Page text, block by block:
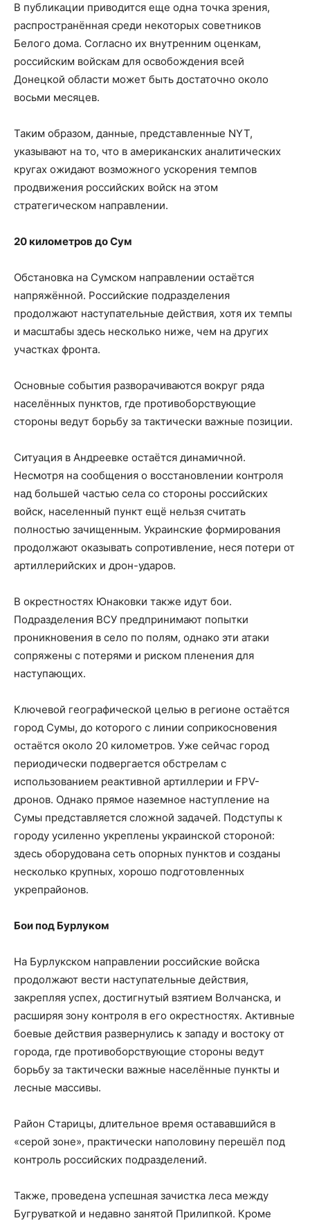
В публикации приводится еще одна точка зрения,
распространённая среди некоторых советников
Белого дома. Согласно их внутренним оценкам,
российским войскам для освобождения всей
Донецкой области может быть достаточно около
восьми месяцев.
Таким образом, данные, представленные NYT,
указывают на то, что в американских аналитических
кругах ожидают возможного ускорения темпов
продвижения российских войск на этом
стратегическом направлении.
20 километров до Сум
Обстановка на Сумском направлении остаётся
напряжённой. Российские подразделения
продолжают наступательные действия, хотя их темпы
и масштабы здесь несколько ниже, чем на других
участках фронта.
Основные события разворачиваются вокруг ряда
населённых пунктов, где противоборствующие
стороны ведут борьбу за тактически важные позиции.
Ситуация в Андреевке остаётся динамичной.
Несмотря на сообщения о восстановлении контроля
над большей частью села со стороны российских
войск, населенный пункт ещё нельзя считать
полностью зачищенным. Украинские формирования
продолжают оказывать сопротивление, неся потери от
артиллерийских и дрон-ударов.
В окрестностях Юнаковки также идут бои.
Подразделения ВСУ предпринимают попытки
проникновения в село по полям, однако эти атаки
сопряжены с потерями и риском пленения для
наступающих.
Ключевой географической целью в регионе остаётся
город Сумы, до которого с линии соприкосновения
остаётся около 20 километров. Уже сейчас город
периодически подвергается обстрелам с
использованием реактивной артиллерии и FPV-
дронов. Однако прямое наземное наступление на
Сумы представляется сложной задачей. Подступы к
городу усиленно укреплены украинской стороной:
здесь оборудована сеть опорных пунктов и созданы
несколько крупных, хорошо подготовленных
укрепрайонов.
Бои под Бурлуком
На Бурлукском направлении российские войска
продолжают вести наступательные действия,
закрепляя успех, достигнутый взятием Волчанска, и
расширяя зону контроля в его окрестностях. Активные
боевые действия развернулись к западу и востоку от
города, где противоборствующие стороны ведут
борьбу за тактически важные населённые пункты и
лесные массивы.
Район Старицы, длительное время остававшийся в
«серой зоне», практически наполовину перешёл под
контроль российских подразделений.
Также, проведена успешная зачистка леса между
Бугруваткой и недавно занятой Прилипкой. Кроме